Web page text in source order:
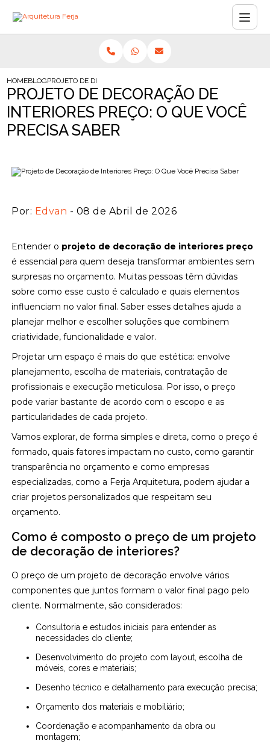
HOMEBLOGPROJETO DE DECORAÇÃO DE INTERIORES PREÇO: O QUE VOCÊ
PROJETO DE DECORAÇÃO DE
INTERIORES PREÇO: O QUE VOCÊ
PRECISA SABER
Por: Edvan - 08 de Abril de 2026
Entender o projeto de decoração de interiores preço
é essencial para quem deseja transformar ambientes sem
surpresas no orçamento. Muitas pessoas têm dúvidas
sobre como esse custo é calculado e quais elementos
influenciam no valor final. Saber esses detalhes ajuda a
planejar melhor e escolher soluções que combinem
criatividade, funcionalidade e valor.
Projetar um espaço é mais do que estética: envolve
planejamento, escolha de materiais, contratação de
profissionais e execução meticulosa. Por isso, o preço
pode variar bastante de acordo com o escopo e as
particularidades de cada projeto.
Vamos explorar, de forma simples e direta, como o preço é
formado, quais fatores impactam no custo, como garantir
transparência no orçamento e como empresas
especializadas, como a Ferja Arquitetura, podem ajudar a
criar projetos personalizados que respeitam seu
orçamento.
Como é composto o preço de um projeto
de decoração de interiores?
O preço de um projeto de decoração envolve vários
componentes que juntos formam o valor final pago pelo
cliente. Normalmente, são considerados:
Consultoria e estudos iniciais para entender as
necessidades do cliente;
Desenvolvimento do projeto com layout, escolha de
móveis, cores e materiais;
Desenho técnico e detalhamento para execução precisa;
Orçamento dos materiais e mobiliário;
Coordenação e acompanhamento da obra ou
montagem;